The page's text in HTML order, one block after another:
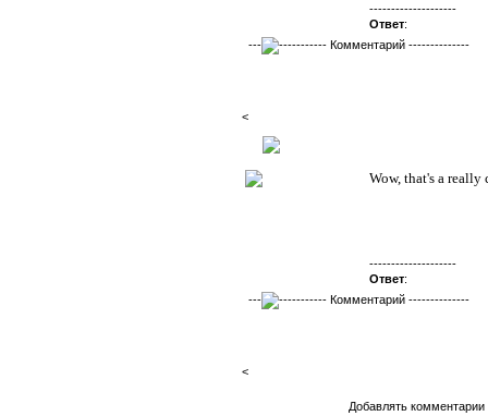
--------------------
Ответ:
---
----------- Комментарий --------------
<
Wow, that's a
--------------------
Ответ:
---
----------- Комментарий --------------
<
Добавлять комментарии